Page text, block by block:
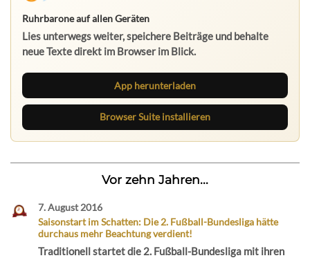
Ruhrbarone auf allen Geräten
Lies unterwegs weiter, speichere Beiträge und behalte
neue Texte direkt im Browser im Blick.
App herunterladen
Browser Suite installieren
Vor zehn Jahren...
7. August 2016
Saisonstart im Schatten: Die 2. Fußball-Bundesliga hätte
durchaus mehr Beachtung verdient!
Traditionell startet die 2. Fußball-Bundesliga mit ihren